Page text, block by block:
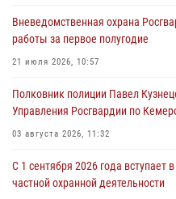
Росгвардейцы задержали
ножевого ранения кемеровчанину
06 августа 2026, 09:18
Росгвардейцы задержали
горожанки
06 августа 2026, 08:17
Росгвардейцы пресекли
новокузнечанку от агрессивного
Вневедомственная охрана
работы за первое полугодие
21 июля 2026, 10:57
Полковник полиции Павел
Управления Росгвардии по
03 августа 2026, 11:32
С 1 сентября 2026 года
частной охранной деятельности